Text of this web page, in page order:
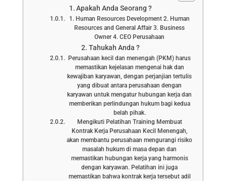
Apakah Anda Seorang ?
1. Human Resources Development 2. Human
Resources and General Affair 3. Business
Owner 4. CEO Perusahaan
Tahukah Anda ?
Perusahaan kecil dan menengah (PKM) harus
memastikan kejelasan mengenai hak dan
kewajiban karyawan, dengan perjanjian tertulis
yang dibuat antara perusahaan dengan
karyawan untuk mengatur hubungan kerja dan
memberikan perlindungan hukum bagi kedua
belah pihak.
Mengikuti Pelatihan Training Membuat
Kontrak Kerja Perusahaan Kecil Menengah,
akan membantu perusahaan mengurangi risiko
masalah hukum di masa depan dan
memastikan hubungan kerja yang harmonis
dengan karyawan. Pelatihan ini juga
memastikan bahwa kontrak kerja tersebut adil